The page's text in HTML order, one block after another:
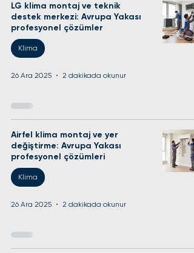
LG klima montaj ve teknik
destek merkezi: Avrupa Yakası
profesyonel çözümler
Klima
26 Ara 2025 2 dakikada okunur
Airfel klima montaj ve yer
değiştirme: Avrupa Yakası
profesyonel çözümleri
Klima
26 Ara 2025 2 dakikada okunur